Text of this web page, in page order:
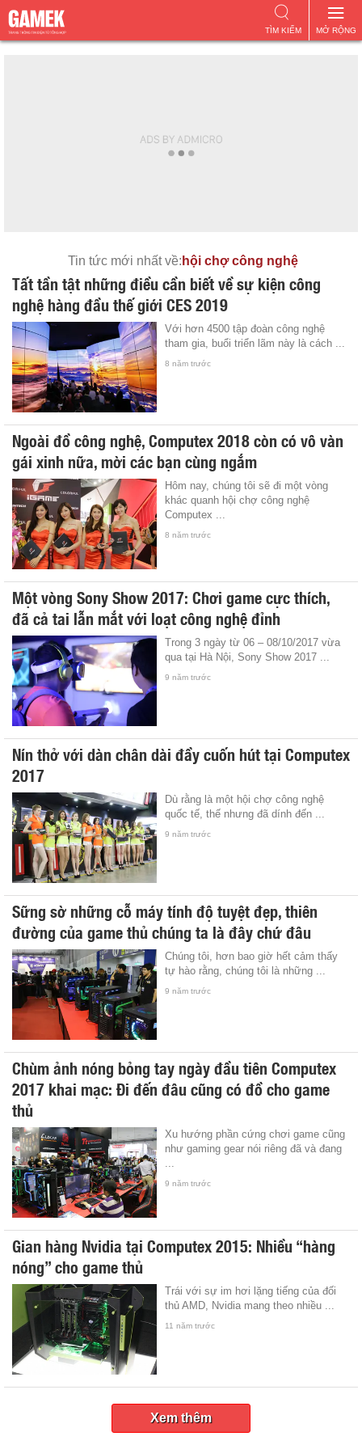
MỞ RỘNG
TÌM KIẾM
Tin tức mới nhất về: hội chợ công nghệ
Tất tần tật những điều cần biết về sự kiện công
nghệ hàng đầu thế giới CES 2019
Với hơn 4500 tập đoàn công nghệ
tham gia, buổi triển lãm này là cách ...
8 năm trước
Ngoài đồ công nghệ, Computex 2018 còn có vô vàn
gái xinh nữa, mời các bạn cùng ngắm
Hôm nay, chúng tôi sẽ đi một vòng
khác quanh hội chợ công nghệ
Computex ...
8 năm trước
Một vòng Sony Show 2017: Chơi game cực thích,
đã cả tai lẫn mắt với loạt công nghệ đỉnh
Trong 3 ngày từ 06 – 08/10/2017 vừa
qua tại Hà Nội, Sony Show 2017 ...
9 năm trước
Nín thở với dàn chân dài đầy cuốn hút tại Computex
2017
Dù rằng là một hội chợ công nghệ
quốc tế, thế nhưng đã dính đến ...
9 năm trước
Sững sờ những cỗ máy tính độ tuyệt đẹp, thiên
đường của game thủ chúng ta là đây chứ đâu
Chúng tôi, hơn bao giờ hết cảm thấy
tự hào rằng, chúng tôi là những ...
9 năm trước
Chùm ảnh nóng bỏng tay ngày đầu tiên Computex
2017 khai mạc: Đi đến đâu cũng có đồ cho game
thủ
Xu hướng phần cứng chơi game cũng
như gaming gear nói riêng đã và đang
9 năm trước
Gian hàng Nvidia tại Computex 2015: Nhiều “hàng
nóng” cho game thủ
Trái với sự im hơi lặng tiếng của đối
thủ AMD, Nvidia mang theo nhiều ...
11 năm trước
Xem thêm